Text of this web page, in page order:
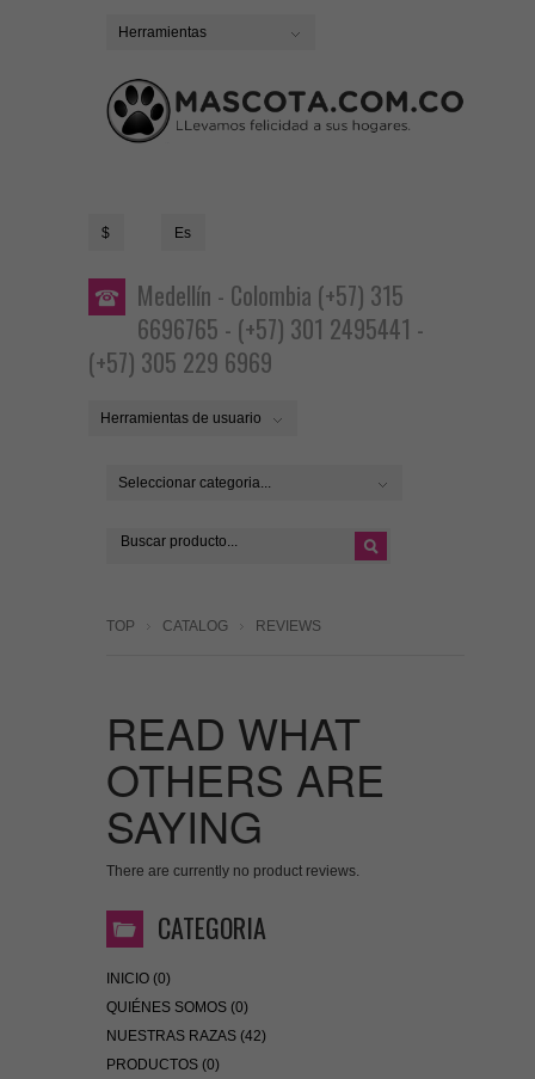
Herramientas
$ Es
Medellín - Colombia (+57) 315
6696765 - (+57) 301 2495441 -
(+57) 305 229 6969
Herramientas de usuario
Seleccionar categoria...
TOP CATALOG REVIEWS
READ WHAT
OTHERS ARE
SAYING
There are currently no product reviews.
CATEGORIA
INICIO (0)
QUIÉNES SOMOS (0)
NUESTRAS RAZAS (42)
PRODUCTOS (0)